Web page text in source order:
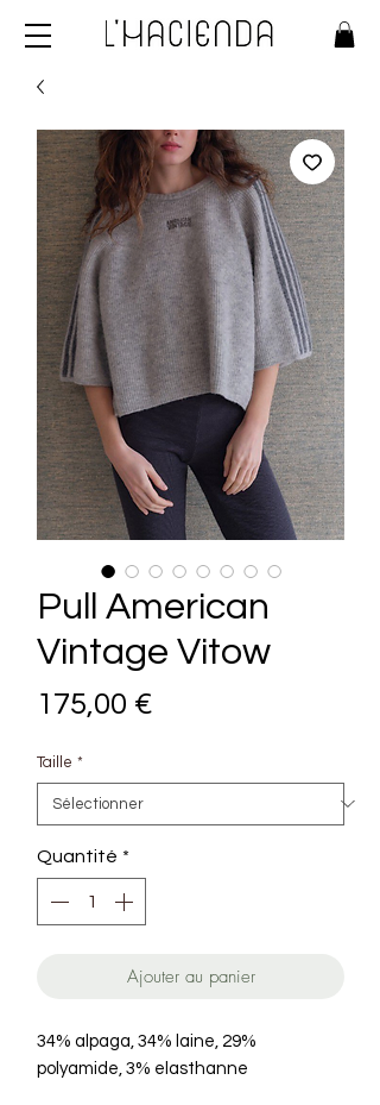
Pull American
Vintage Vitow
175,00 €
Taille *
Quantité *
Ajouter au panier
34% alpaga, 34% laine, 29%
polyamide, 3% elasthanne